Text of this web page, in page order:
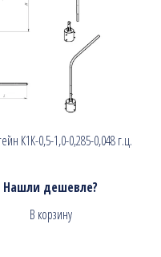
К1К-0,5-1,0-0,285-0,048 г.ц.
Нашли дешевле?
В корзину